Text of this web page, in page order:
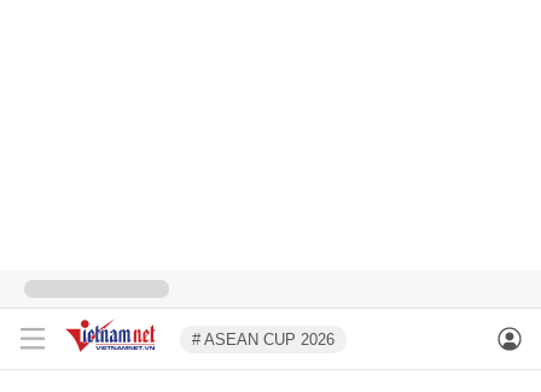
# ASEAN CUP 2026